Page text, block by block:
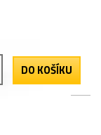
DO KOŠÍKU